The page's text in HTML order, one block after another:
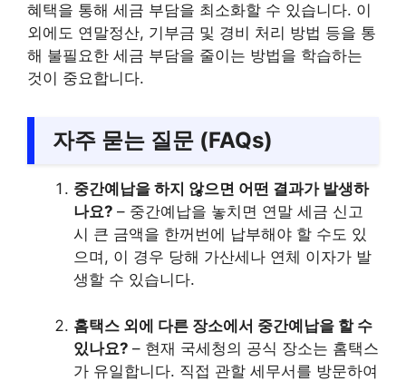
혜택을 통해 세금 부담을 최소화할 수 있습니다. 이
외에도 연말정산, 기부금 및 경비 처리 방법 등을 통
해 불필요한 세금 부담을 줄이는 방법을 학습하는
것이 중요합니다.
자주 묻는 질문 (FAQs)
중간예납을 하지 않으면 어떤 결과가 발생하
나요? – 중간예납을 놓치면 연말 세금 신고
시 큰 금액을 한꺼번에 납부해야 할 수도 있
으며, 이 경우 당해 가산세나 연체 이자가 발
생할 수 있습니다.
홈택스 외에 다른 장소에서 중간예납을 할 수
있나요? – 현재 국세청의 공식 장소는 홈택스
가 유일합니다. 직접 관할 세무서를 방문하여